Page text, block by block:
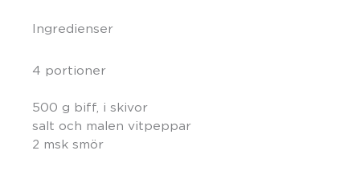
Ingredienser
4 portioner
500 g biff, i skivor
salt och malen vitpeppar
2 msk smör